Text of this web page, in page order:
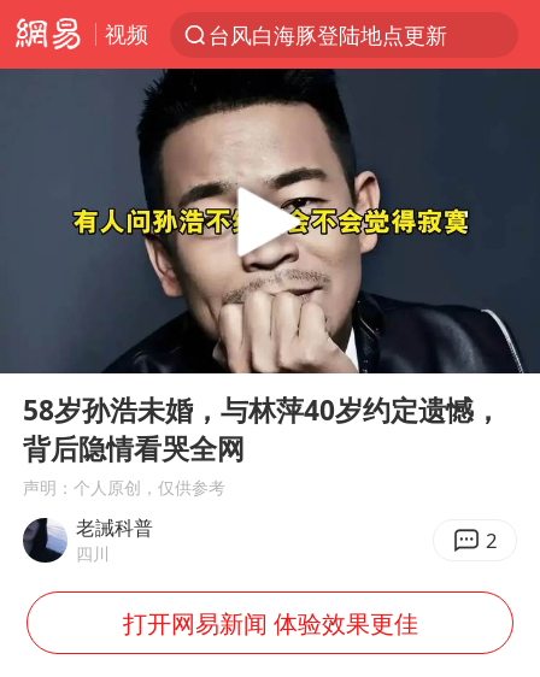
视频
台风白海豚登陆地点更新
台风白海豚进入48小时警戒线
宇树科技发行价格150.80元/股
看守所辅警收受10万获刑1年
宇树科技王兴兴身家有望超200亿元
五粮液渠道价一箱上涨近百元
CIA被曝已秘密设立古巴工作组
U17国足1分钟轰2球
泰国一女公务员妆容引争议 本人回应
中国养老床位“三连降”
Play
10:09
58岁孙浩未婚，与林萍40岁约定遗憾，
背后隐情看哭全网
声明：个人原创，仅供参考
老誡科普
四川 2
打开网易新闻 体验效果更佳